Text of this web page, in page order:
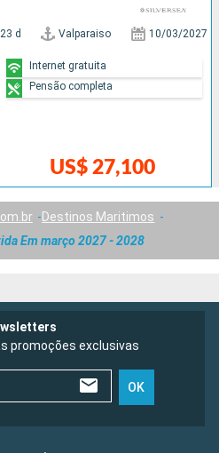
23 d Valparaiso 10/03/2027
US$ 27,100
Internet gratuita
Pensão completa
Destinos Maritimos
Em março 2027 - 2028
promoções exclusivas
OK